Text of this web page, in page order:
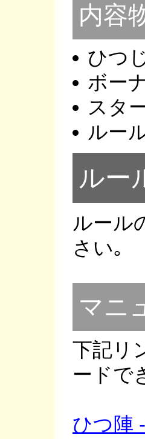
内容
ひつ
ボー
スタ
ルー
ルー
ルール
さい｡
マニ
下記リ
ードで
ひつ陣